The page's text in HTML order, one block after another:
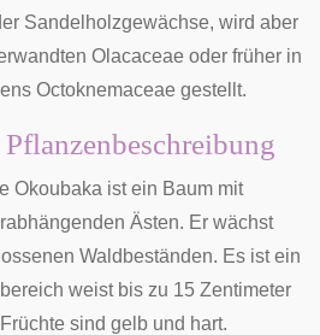
Sandelholzgewächse, wird aber
Olacaceae oder früher in
Octoknemaceae gestellt.
Okoubaka ist ein Baum mit
Ästen. Er wächst
Waldbeständen. Es ist ein
weist bis zu 15 Zentimeter
Früchte sind gelb und hart.